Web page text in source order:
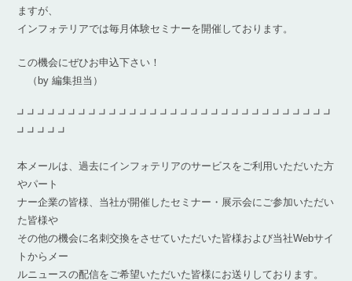
ますが、
インフォテリアでは毎月体験セミナーを開催しております。
この機会にぜひお申込下さい！
（by 編集担当）
┛┛┛┛┛┛┛┛┛┛┛┛┛┛┛┛┛┛┛┛┛┛┛┛┛┛┛┛┛┛┛
┛┛┛┛┛
本メールは、過去にインフォテリアのサービスをご利用いただいた方
やパート
ナー企業の皆様、当社が開催したセミナー・展示会にご参加いただい
た皆様や
その他の機会に名刺交換をさせていただいた皆様および当社Webサイ
トからメー
ルニュースの配信をご希望いただいた皆様にお送りしております。